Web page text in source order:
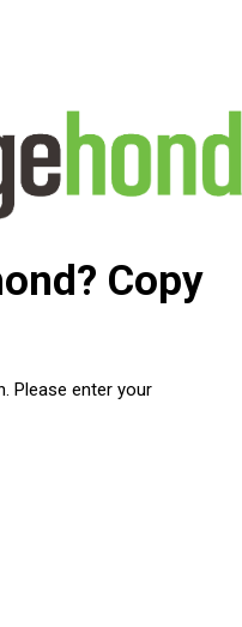
Copy
Please enter your